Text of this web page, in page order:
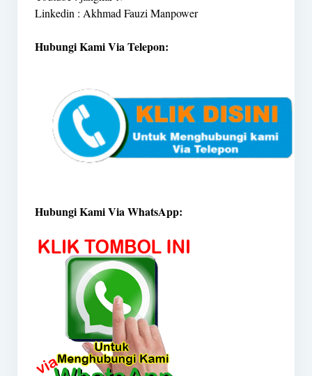
Linkedin : Akhmad Fauzi Manpower
Hubungi Kami Via Telepon:
Hubungi Kami Via WhatsApp: